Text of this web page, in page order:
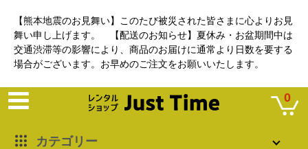
【熊本地震のお見舞い】このたび被災された皆さまに心よりお見
舞い申し上げます。 【配送のお知らせ】夏休み・お盆期間中は
交通渋滞等の影響により、商品のお届けに通常より日数を要する
場合がございます。お早めのご注文をお願いいたします。
カテゴリー
0